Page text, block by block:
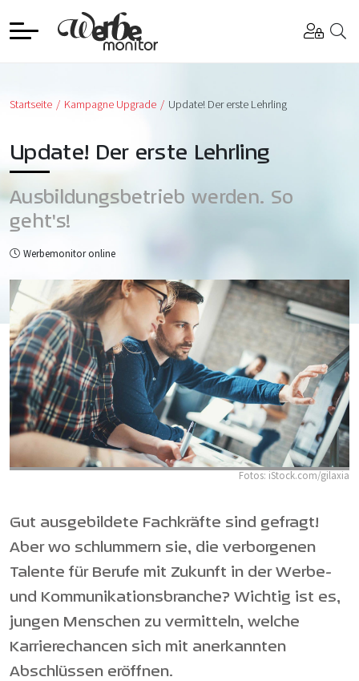
Startseite Kampagne Upgrade Update! Der erste Lehrling
Update! Der erste Lehrling
Ausbildungsbetrieb werden. So
geht's!
Werbemonitor online
Fotos: iStock.com/gilaxia
Gut ausgebildete Fachkräfte sind gefragt!
Aber wo schlummern sie, die verborgenen
Talente für Berufe mit Zukunft in der Werbe-
und Kommunikationsbranche? Wichtig ist es,
jungen Menschen zu vermitteln, welche
Karrierechancen sich mit anerkannten
Abschlüssen eröffnen.